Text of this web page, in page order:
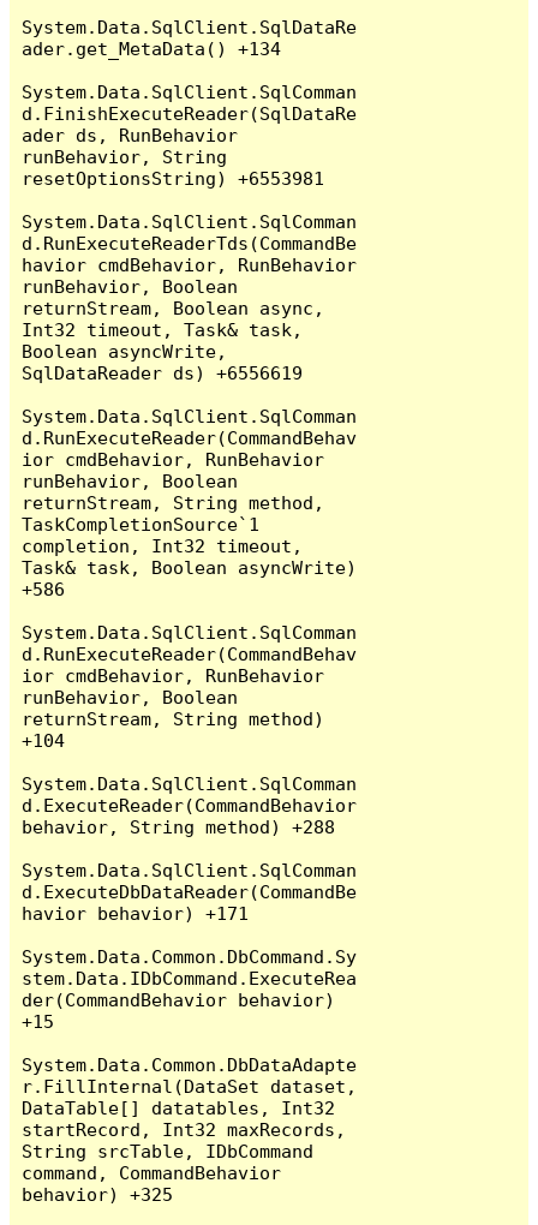
System.Data.SqlClient.SqlDataRe
ader.get_MetaData() +134
System.Data.SqlClient.SqlComman
d.FinishExecuteReader(SqlDataRe
ader ds, RunBehavior
runBehavior, String
resetOptionsString) +6553981
System.Data.SqlClient.SqlComman
d.RunExecuteReaderTds(CommandBe
havior cmdBehavior, RunBehavior
runBehavior, Boolean
returnStream, Boolean async,
Int32 timeout, Task& task,
Boolean asyncWrite,
SqlDataReader ds) +6556619
System.Data.SqlClient.SqlComman
d.RunExecuteReader(CommandBehav
ior cmdBehavior, RunBehavior
runBehavior, Boolean
returnStream, String method,
TaskCompletionSource`1
completion, Int32 timeout,
Task& task, Boolean asyncWrite)
+586
System.Data.SqlClient.SqlComman
d.RunExecuteReader(CommandBehav
ior cmdBehavior, RunBehavior
runBehavior, Boolean
returnStream, String method)
+104
System.Data.SqlClient.SqlComman
d.ExecuteReader(CommandBehavior
behavior, String method) +288
System.Data.SqlClient.SqlComman
d.ExecuteDbDataReader(CommandBe
havior behavior) +171
System.Data.Common.DbCommand.Sy
stem.Data.IDbCommand.ExecuteRea
der(CommandBehavior behavior)
+15
System.Data.Common.DbDataAdapte
r.FillInternal(DataSet dataset,
DataTable[] datatables, Int32
startRecord, Int32 maxRecords,
String srcTable, IDbCommand
command, CommandBehavior
behavior) +325